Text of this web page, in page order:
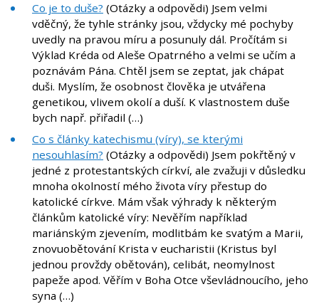
Co je to duše? (Otázky a odpovědi) Jsem velmi
vděčný, že tyhle stránky jsou, vždycky mé pochyby
uvedly na pravou míru a posunuly dál. Pročítám si
Výklad Kréda od Aleše Opatrného a velmi se učím a
poznávám Pána. Chtěl jsem se zeptat, jak chápat
duši. Myslím, že osobnost člověka je utvářena
genetikou, vlivem okolí a duší. K vlastnostem duše
bych např. přiřadil (…)
Co s články katechismu (víry), se kterými
nesouhlasím? (Otázky a odpovědi) Jsem pokřtěný v
jedné z protestantských církví, ale zvažuji v důsledku
mnoha okolností mého života víry přestup do
katolické církve. Mám však výhrady k některým
článkům katolické víry: Nevěřím například
mariánským zjevením, modlitbám ke svatým a Marii,
znovuobětování Krista v eucharistii (Kristus byl
jednou provždy obětován), celibát, neomylnost
papeže apod. Věřím v Boha Otce vševládnoucího, jeho
syna (…)